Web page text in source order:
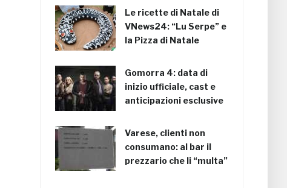
Le ricette di Natale di
VNews24: “Lu Serpe” e
la Pizza di Natale
Gomorra 4: data di
inizio ufficiale, cast e
anticipazioni esclusive
Varese, clienti non
consumano: al bar il
prezzario che li “multa”